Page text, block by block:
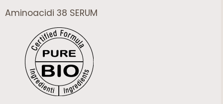
Aminoacidi 38 SERUM